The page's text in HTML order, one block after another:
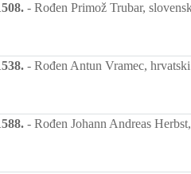
- Rođen Primož Trubar,
- Rođen Antun Vramec,
- Rođen Johann Andreas